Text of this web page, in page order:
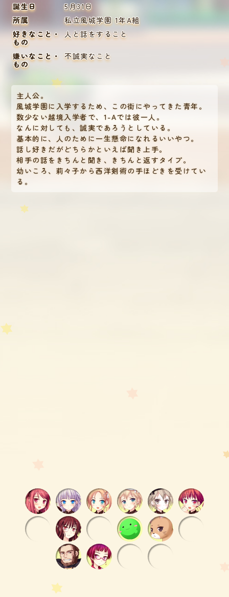
誕生日
5月31日
所属
私立風城学園 1年A組
好きなこと・
もの
人と話をすること
嫌いなこと・
もの
不誠実なこと
主人公。
風城学園に入学するため、この街にやってきた青年。
数少ない越境入学者で、1-Aでは彼一人。
なんに対しても、誠実であろうとしている。
基本的に、人のために一生懸命になれるいいやつ。
話し好きだがどちらかといえば聞き上手。
相手の話をきちんと聞き、きちんと返すタイプ。
幼いころ、莉々子から西洋剣術の手ほどきを受けてい
る。